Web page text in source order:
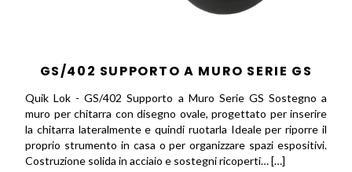
GS/402 SUPPORTO A MURO SERIE GS
Quik Lok - GS/402 Supporto a Muro Serie GS Sostegno a
muro per chitarra con disegno ovale, progettato per inserire
la chitarra lateralmente e quindi ruotarla Ideale per riporre il
proprio strumento in casa o per organizzare spazi espositivi.
Costruzione solida in acciaio e sostegni ricoperti… […]